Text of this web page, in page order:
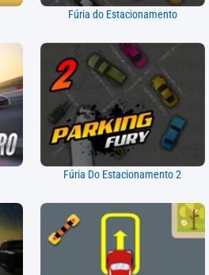
Fúria do Estacionamento
Fúria Do Estacionamento 2